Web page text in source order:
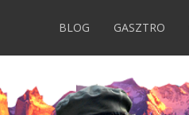
BLOG GASZTRO